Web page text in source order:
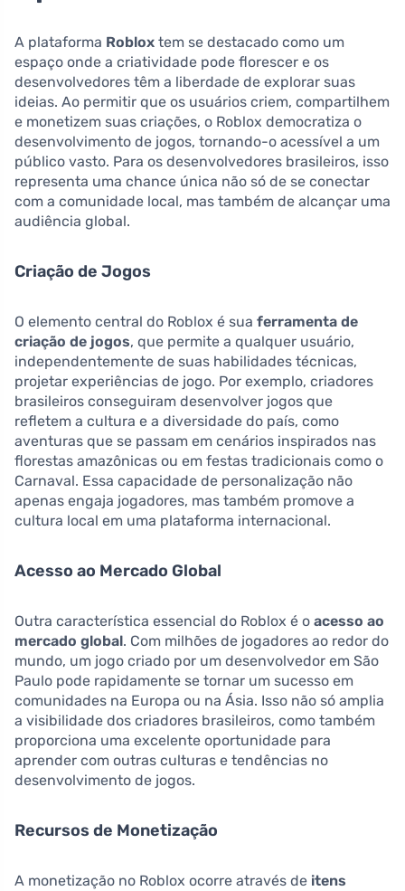
A plataforma Roblox tem se destacado como um
espaço onde a criatividade pode florescer e os
desenvolvedores têm a liberdade de explorar suas
ideias. Ao permitir que os usuários criem, compartilhem
e monetizem suas criações, o Roblox democratiza o
desenvolvimento de jogos, tornando-o acessível a um
público vasto. Para os desenvolvedores brasileiros, isso
representa uma chance única não só de se conectar
com a comunidade local, mas também de alcançar uma
audiência global.
Criação de Jogos
O elemento central do Roblox é sua ferramenta de
criação de jogos, que permite a qualquer usuário,
independentemente de suas habilidades técnicas,
projetar experiências de jogo. Por exemplo, criadores
brasileiros conseguiram desenvolver jogos que
refletem a cultura e a diversidade do país, como
aventuras que se passam em cenários inspirados nas
florestas amazônicas ou em festas tradicionais como o
Carnaval. Essa capacidade de personalização não
apenas engaja jogadores, mas também promove a
cultura local em uma plataforma internacional.
Acesso ao Mercado Global
Outra característica essencial do Roblox é o acesso ao
mercado global. Com milhões de jogadores ao redor do
mundo, um jogo criado por um desenvolvedor em São
Paulo pode rapidamente se tornar um sucesso em
comunidades na Europa ou na Ásia. Isso não só amplia
a visibilidade dos criadores brasileiros, como também
proporciona uma excelente oportunidade para
aprender com outras culturas e tendências no
desenvolvimento de jogos.
Recursos de Monetização
A monetização no Roblox ocorre através de itens